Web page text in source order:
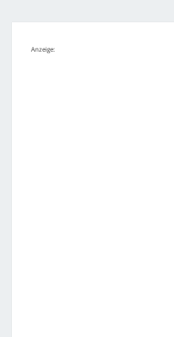
Anzeige: